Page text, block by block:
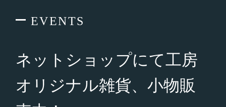
EVENTS
ネットショップにて工房
オリジナル雑貨、小物販